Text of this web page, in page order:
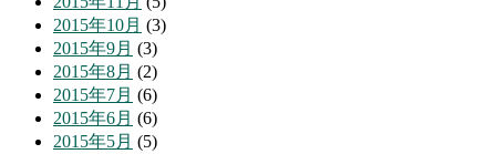
2015年10月 (3)
2015年9月 (3)
2015年8月 (2)
2015年7月 (6)
2015年6月 (6)
2015年5月 (5)